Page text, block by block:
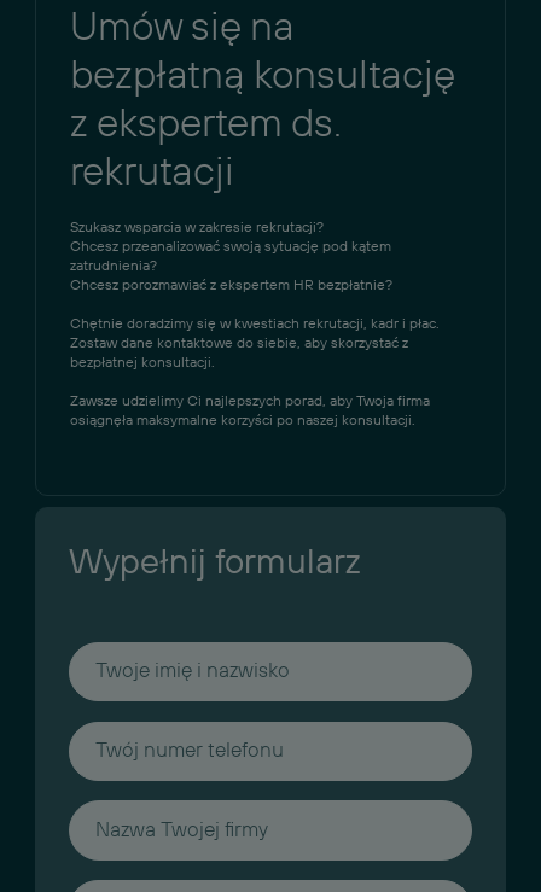
Umów się na
bezpłatną konsultację
z ekspertem ds.
rekrutacji
Szukasz wsparcia w zakresie rekrutacji?
Chcesz przeanalizować swoją sytuację pod kątem
zatrudnienia?
Chcesz porozmawiać z ekspertem HR bezpłatnie?
Chętnie doradzimy się w kwestiach rekrutacji, kadr i płac.
Zostaw dane kontaktowe do siebie, aby skorzystać z
bezpłatnej konsultacji.
Zawsze udzielimy Ci najlepszych porad, aby Twoja firma
osiągnęła maksymalne korzyści po naszej konsultacji.
Wypełnij formularz